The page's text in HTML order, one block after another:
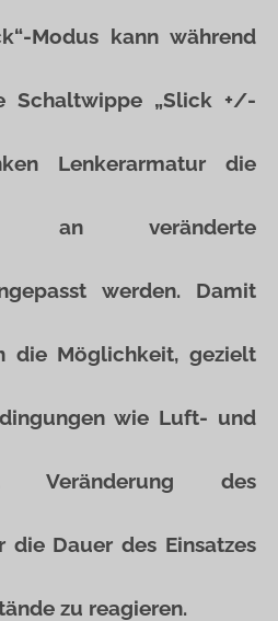
Modus kann während
Schaltwippe „Slick +/-
Lenkerarmatur die
an veränderte
werden. Damit
die Möglichkeit, gezielt
wie Luft- und
Veränderung des
die Dauer des Einsatzes
zu reagieren.